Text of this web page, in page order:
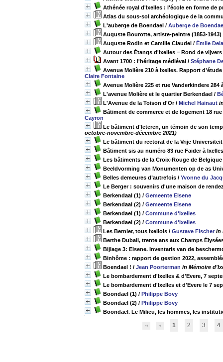
Athénée royal d'Ixelles : l'école en forme de
Atlas du sous-sol archéologique de la
L'auberge de Boendael / Auberge de
Auguste Bourotte, artiste-peintre (1853-1943)
Auguste Rodin et Camille Claudel / Émile
Autour des Étangs d'Ixelles = Rond de vijvers
Avant 1700 : l'héritage médiéval / Stéphane
Avenue Molière 210 à Ixelles. Rapport
Claire Fontaine
Avenue Molière 225 et rue Vanderkindere
L'avenue Molière et le quartier Berkendael /
L'Avenue de la Toison d'Or/ Michel Hainaut
Bâtiment de commerce et de logement 18
Cayron
Le bâtiment d'Ieteren, un témoin de son
octobre-novembre-décembre 2021)
Le bâtiment du rectorat de la Vrije
Bâtiment sis au numéro 83 rue Faider à
Les bâtiments de la Croix-Rouge de
Beeldvorming van Monumenten op de as
Belles demeures d’autrefois / Yvonne du
Le Berger : souvenirs d'une maison de
Berkendaal (1) / Gemeente Elsene
Berkendaal (2) / Gemeente Elsene
Berkendael (1) / Commune d'Ixelles
Berkendael (2) / Commune d'Ixelles
Les Bernier, tous Ixellois / Gustave Fischer in
Berthe Dubail, trente ans aux Champs
Bijlage 3: Elsene. Inventaris van de
Binhôme : rapport de gestion 2022,
Boendael ! / Jean Poorterman in Mémoire
Le bombardement d'Ixelles & d'Evere, 7
Le bombardement d'Ixelles et d'Evere le 7
Boondael (1) / Philippe Bovy
Boondael (2) / Philippe Bovy
Boondael. Le Milieu, les hommes, les
1 2 3 4